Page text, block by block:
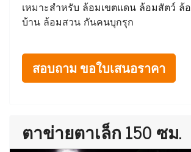
เหมาะสำหรับ ล้อมเขตแดน ล้อมสัตว์ ล้
บ้าน ล้อมสวน กันคนบุกรุก
สอบถาม ขอใบเสนอราคา
ตาข่ายตาเล็ก 150 ซม.